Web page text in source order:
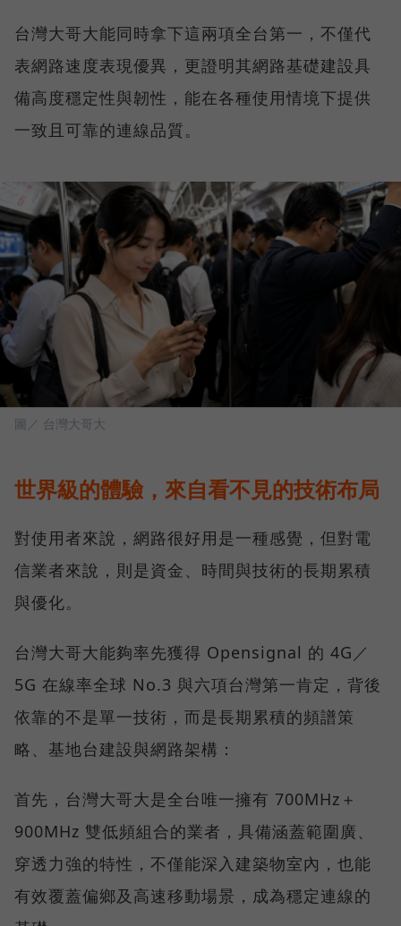
台灣大哥大能同時拿下這兩項全台第一，不僅代
表網路速度表現優異，更證明其網路基礎建設具
備高度穩定性與韌性，能在各種使用情境下提供
一致且可靠的連線品質。
圖／ 台灣大哥大
世界級的體驗，來自看不見的技術布局
對使用者來說，網路很好用是一種感覺，但對電
信業者來說，則是資金、時間與技術的長期累積
與優化。
台灣大哥大能夠率先獲得 Opensignal 的 4G／
5G 在線率全球 No.3 與六項台灣第一肯定，背後
依靠的不是單一技術，而是長期累積的頻譜策
略、基地台建設與網路架構：
首先，台灣大哥大是全台唯一擁有 700MHz＋
900MHz 雙低頻組合的業者，具備涵蓋範圍廣、
穿透力強的特性，不僅能深入建築物室內，也能
有效覆蓋偏鄉及高速移動場景，成為穩定連線的